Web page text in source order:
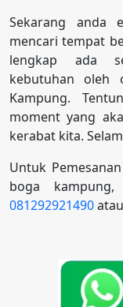
Sekarang anda
mencari tempat
lengkap ada
kebutuhan oleh
Kampung.
moment yang
kerabat kita.
Untuk
boga
081292921490